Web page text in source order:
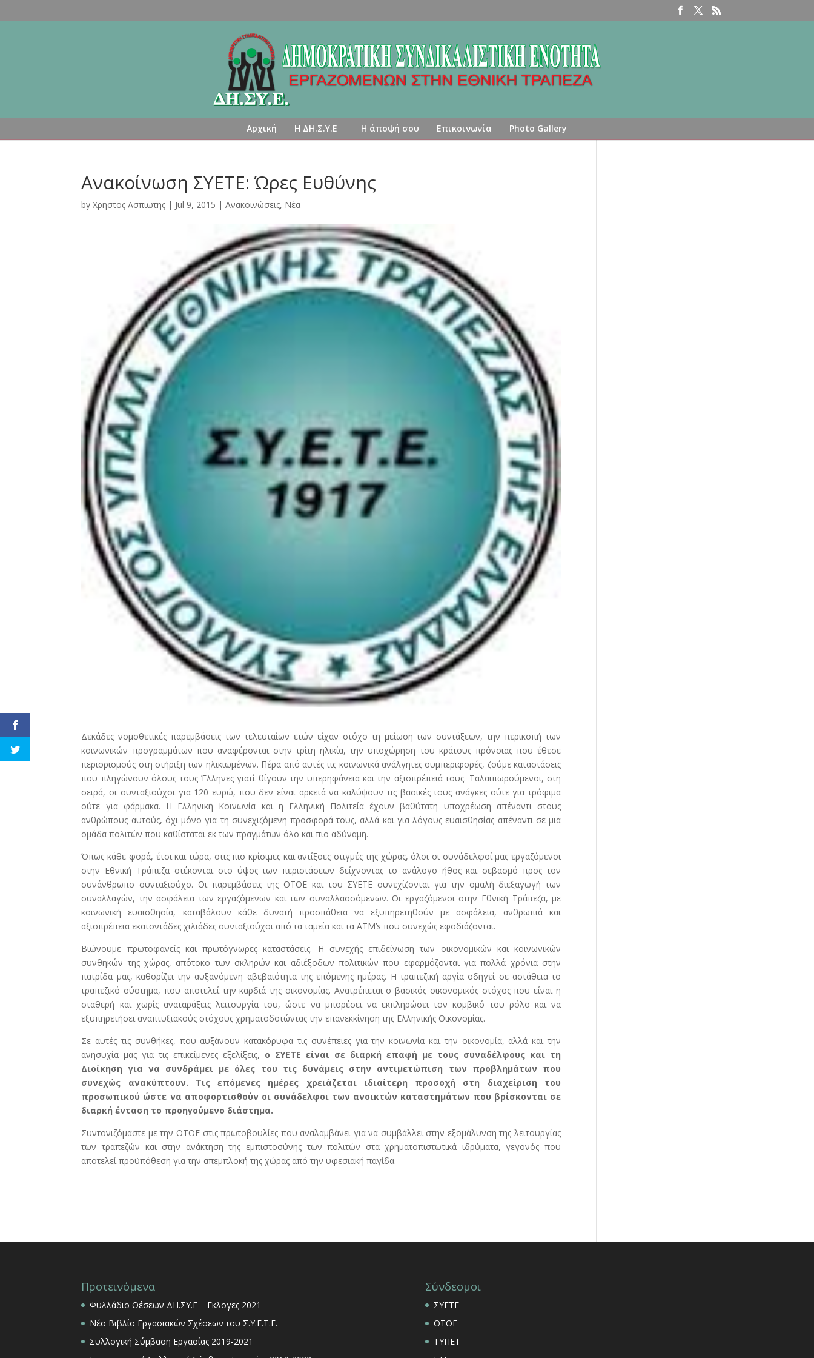
Αρχική Η ΔΗ.Σ.Υ.Ε Η άποψή σου Επικοινωνία Photo Gallery
Ανακοίνωση ΣΥΕΤΕ: Ώρες Ευθύνης
byΧρηστος Ασπιωτης | Jul 9, 2015 |Ανακοινώσεις, Νέα
Δεκάδες νομοθετικές παρεμβάσεις των τελευταίων ετών είχαν στόχο τη μείωση των συντάξεων, την περικοπή των
κοινωνικών προγραμμάτων που αναφέρονται στην τρίτη ηλικία, την υποχώρηση του κράτους πρόνοιας που έθεσε
περιορισμούς στη στήριξη των ηλικιωμένων. Πέρα από αυτές τις κοινωνικά ανάλγητες συμπεριφορές, ζούμε καταστάσεις
που πληγώνουν όλους τους Έλληνες γιατί θίγουν την υπερηφάνεια και την αξιοπρέπειά τους. Ταλαιπωρούμενοι, στη
σειρά, οι συνταξιούχοι για 120 ευρώ, που δεν είναι αρκετά να καλύψουν τις βασικές τους ανάγκες ούτε για τρόφιμα
ούτε για φάρμακα. Η Ελληνική Κοινωνία και η Ελληνική Πολιτεία έχουν βαθύτατη υποχρέωση απέναντι στους
ανθρώπους αυτούς, όχι μόνο για τη συνεχιζόμενη προσφορά τους, αλλά και για λόγους ευαισθησίας απέναντι σε μια
ομάδα πολιτών που καθίσταται εκ των πραγμάτων όλο και πιο αδύναμη.
Όπως κάθε φορά, έτσι και τώρα, στις πιο κρίσιμες και αντίξοες στιγμές της χώρας, όλοι οι συνάδελφοί μας εργαζόμενοι
στην Εθνική Τράπεζα στέκονται στο ύψος των περιστάσεων δείχνοντας το ανάλογο ήθος και σεβασμό προς τον
συνάνθρωπο συνταξιούχο. Οι παρεμβάσεις της ΟΤΟΕ και του ΣΥΕΤΕ συνεχίζονται για την ομαλή διεξαγωγή των
συναλλαγών, την ασφάλεια των εργαζόμενων και των συναλλασσόμενων. Οι εργαζόμενοι στην Εθνική Τράπεζα, με
κοινωνική ευαισθησία, καταβάλουν κάθε δυνατή προσπάθεια να εξυπηρετηθούν με ασφάλεια, ανθρωπιά και
αξιοπρέπεια εκατοντάδες χιλιάδες συνταξιούχοι από τα ταμεία και τα ATM’s που συνεχώς εφοδιάζονται.
Βιώνουμε πρωτοφανείς και πρωτόγνωρες καταστάσεις. Η συνεχής επιδείνωση των οικονομικών και κοινωνικών
συνθηκών της χώρας, απότοκο των σκληρών και αδιέξοδων πολιτικών που εφαρμόζονται για πολλά χρόνια στην
πατρίδα μας, καθορίζει την αυξανόμενη αβεβαιότητα της επόμενης ημέρας. Η τραπεζική αργία οδηγεί σε αστάθεια το
τραπεζικό σύστημα, που αποτελεί την καρδιά της οικονομίας. Ανατρέπεται ο βασικός οικονομικός στόχος που είναι η
σταθερή και χωρίς αναταράξεις λειτουργία του, ώστε να μπορέσει να εκπληρώσει τον κομβικό του ρόλο και να
εξυπηρετήσει αναπτυξιακούς στόχους χρηματοδοτώντας την επανεκκίνηση της Ελληνικής Οικονομίας.
Σε αυτές τις συνθήκες, που αυξάνουν κατακόρυφα τις συνέπειες για την κοινωνία και την οικονομία, αλλά και την
ανησυχία μας για τις επικείμενες εξελίξεις, ο ΣΥΕΤΕ είναι σε διαρκή επαφή με τους συναδέλφους και τη
Διοίκηση για να συνδράμει με όλες του τις δυνάμεις στην αντιμετώπιση των προβλημάτων που
συνεχώς ανακύπτουν. Τις επόμενες ημέρες χρειάζεται ιδιαίτερη προσοχή στη διαχείριση του
προσωπικού ώστε να αποφορτισθούν οι συνάδελφοι των ανοικτών καταστημάτων που βρίσκονται σε
διαρκή ένταση το προηγούμενο διάστημα.
Συντονιζόμαστε με την ΟΤΟΕ στις πρωτοβουλίες που αναλαμβάνει για να συμβάλλει στην εξομάλυνση της λειτουργίας
των τραπεζών και στην ανάκτηση της εμπιστοσύνης των πολιτών στα χρηματοπιστωτικά ιδρύματα, γεγονός που
αποτελεί προϋπόθεση για την απεμπλοκή της χώρας από την υφεσιακή παγίδα.
Προτεινόμενα
Φυλλάδιο Θέσεων ΔΗ.ΣΥ.Ε – Εκλογες 2021
Νέο Βιβλίο Εργασιακών Σχέσεων του Σ.Υ.Ε.Τ.Ε.
Συλλογική Σύμβαση Εργασίας 2019-2021
Σύνδεσμοι
ΣΥΕΤΕ
ΟΤΟΕ
ΤΥΠΕΤ